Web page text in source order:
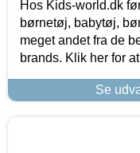
Hos Kids-world.dk
børnetøj, babytøj,
meget andet fra de
brands. Klik her for
Se